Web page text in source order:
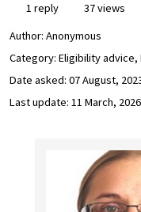
1 reply
37 views
Author: Anonymous
Category: Eligibility advice,
Date asked: 07 August,
Last update: 11 March,